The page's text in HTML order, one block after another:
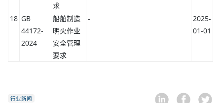
求
18 GB
44172-
2024
船舶制造
明火作业
安全管理
要求
-
2025-
01-01
行业新闻